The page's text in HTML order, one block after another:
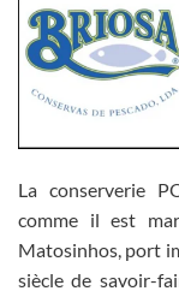
La conserverie
comme il est
Matosinhos, port
siècle de savoir-